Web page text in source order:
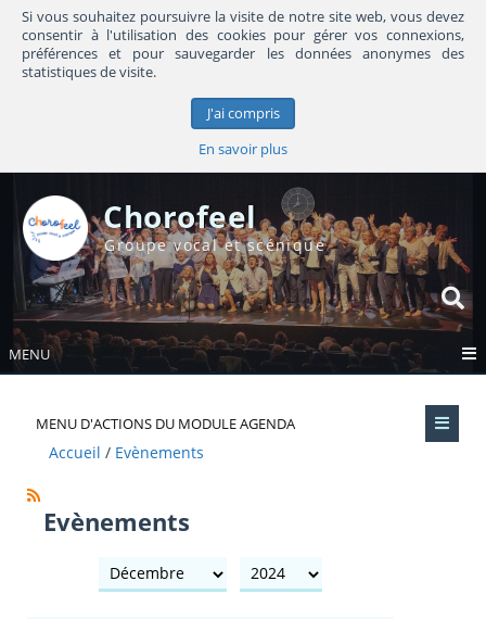
Si vous souhaitez poursuivre la visite de notre site web, vous devez
consentir à l'utilisation des cookies pour gérer vos connexions,
préférences et pour sauvegarder les données anonymes des
statistiques de visite.
J'ai compris
En savoir plus
Chorofeel
Groupe vocal et scénique
MENU
MENU D'ACTIONS DU MODULE AGENDA
Accueil Evènements
Evènements
mois année